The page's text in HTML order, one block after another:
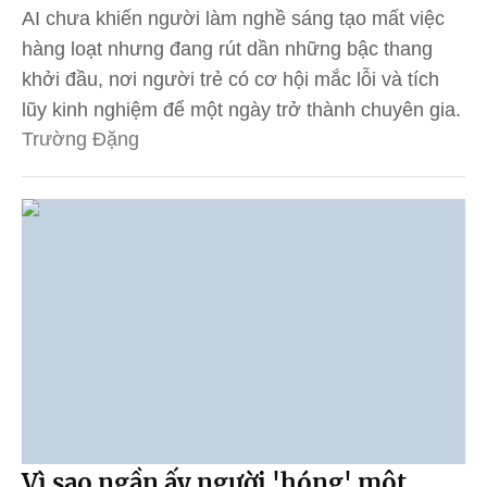
AI chưa khiến người làm nghề sáng tạo mất việc
hàng loạt nhưng đang rút dần những bậc thang
khởi đầu, nơi người trẻ có cơ hội mắc lỗi và tích
lũy kinh nghiệm để một ngày trở thành chuyên gia.
Trường Đặng